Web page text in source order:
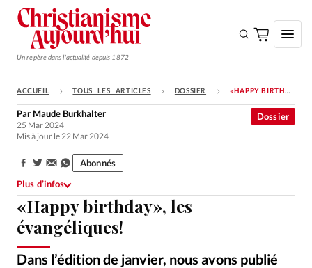
Un repère dans l'actualité depuis 1872
S'ABONNER
Monde
Opinions
Tous les articles
Faire un don
Emploi
ACCUEIL TOUS LES ARTICLES DOSSIER «HAPPY BIRTHDAY», LES ÉVANGÉLIQUES!
«Happy birthday», les
évangéliques!
Dans l’édition de janvier, nous avons publié
Dossier
Par Maude Burkhalter
25 Mar 2024
Mis à jour le 22 Mar 2024
Partager:
Abonnés
Plus d’infos